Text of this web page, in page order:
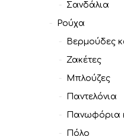
Σανδάλια
Ρούχα
Βερμούδες
Ζακέτες
Μπλούζες
Παντελόνια
Πανωφόρια
Πόλο